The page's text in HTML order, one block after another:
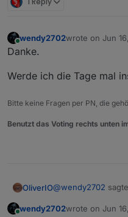
Online
wendy2702wrote on Jun
last edited by
Danke.
Werde ich die Tage mal
Bitte keine Fragen per PN, die
Benutzt das Voting rechts unten
OliverIO@wendy2702
wendy2702wrote on Jun
last edited by